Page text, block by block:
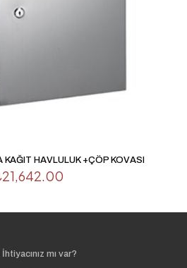
HAVLULUK +ÇÖP KOVASI
21,642.00
mı var?